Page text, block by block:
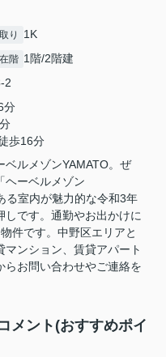
り 1K
階 1階/2階建
2
分
歩16分
ベルメゾンYAMATO。ぜ
ヘーベルメゾン
る室内が魅力的な令和3年
です。通勤やお出かけに
件です。中野区エリアと
ンション、賃貸アパート
らお問い合わせやご連絡を
メント(おすすめポイ